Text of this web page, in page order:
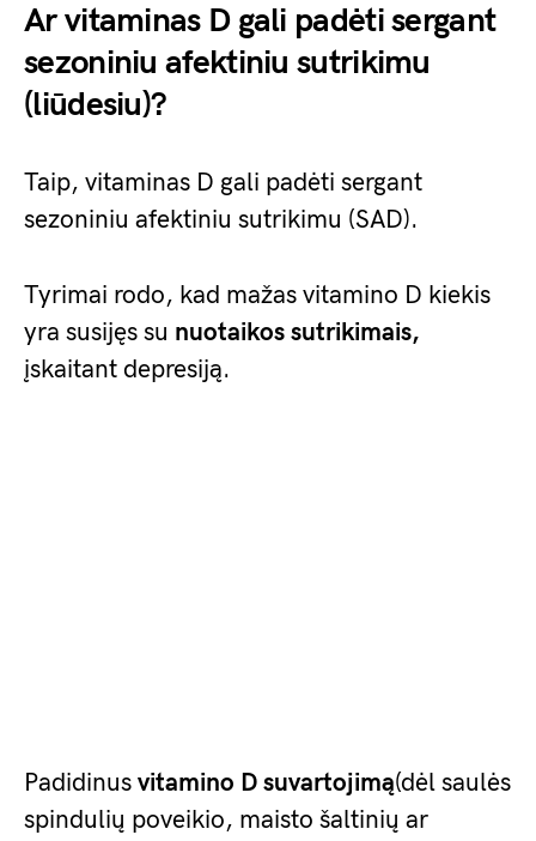
Ar vitaminas D gali padėti sergant
sezoniniu afektiniu sutrikimu
(liūdesiu)?
Taip, vitaminas D gali padėti sergant
sezoniniu afektiniu sutrikimu (SAD).
Tyrimai rodo, kad mažas vitamino D kiekis
yra susijęs su nuotaikos sutrikimais,
įskaitant depresiją.
Padidinus vitamino D suvartojimą(dėl saulės
spindulių poveikio, maisto šaltinių ar